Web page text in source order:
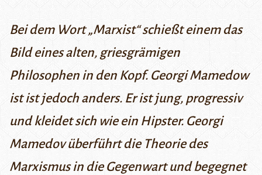
Bei dem Wort „Marxist“ schießt einem das
Bild eines alten, griesgrämigen
Philosophen in den Kopf. Georgi Mamedow
ist ist jedoch anders. Er ist jung, progressiv
und kleidet sich wie ein Hipster. Georgi
Mamedov überführt die Theorie des
Marxismus in die Gegenwart und begegnet